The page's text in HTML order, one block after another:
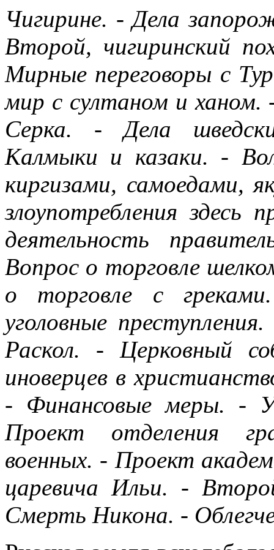
Чигирине. - Дела
Второй, чигиринский
Мирные переговоры с
мир с султаном и
Серка. - Дела
Калмыки и казаки. -
киргизами, самоедами,
злоупотребления здесь
деятельность
Вопрос о торговле
о торговле с
уголовные
Раскол. - Церковный
иноверцев в
- Финансовые меры. -
Проект отделения
военных. - Проект
царевича Ильи. -
Смерть Никона. -